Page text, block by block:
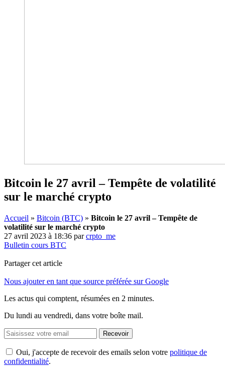
Bitcoin le 27 avril – Tempête de volatilité
sur le marché crypto
Accueil » Bitcoin (BTC) » Bitcoin le 27 avril – Tempête de
volatilité sur le marché crypto
27 avril 2023 à 18:36 parcrpto_me
Bulletin cours BTC
Partager cet article
Nous ajouter en tant que source préférée sur Google
Les actus qui comptent, résumées en 2 minutes.
Du lundi au vendredi, dans votre boîte mail.
Recevoir
Oui, j'accepte de recevoir des emails selon votre politique de
confidentialité.